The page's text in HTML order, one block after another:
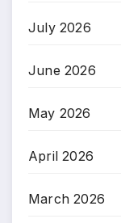
July 2026
June 2026
May 2026
April 2026
March 2026